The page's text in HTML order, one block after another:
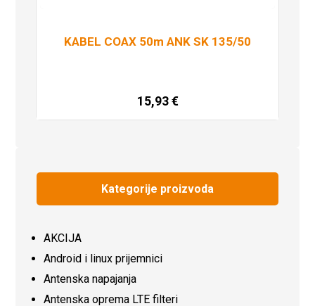
KABEL COAX 50m ANK SK 135/50
15,93€
Pročitaj više
Kategorije proizvoda
AKCIJA
Android i linux prijemnici
Antenska napajanja
Antenska oprema LTE filteri